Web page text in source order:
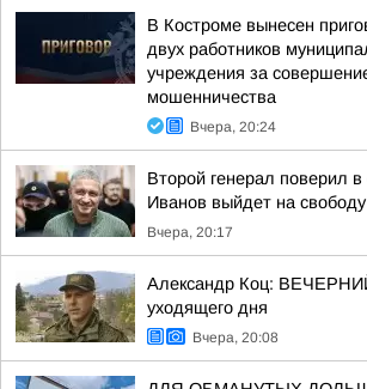
В Костроме вынесен
двух работников
учреждения за
мошенничества
Вчера, 20:24
Второй генерал поверил
Иванов выйдет на
Вчера, 20:17
Александр Коц:
уходящего дня
Вчера, 20:08